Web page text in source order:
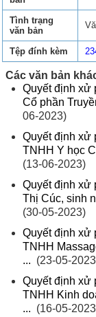
Tình trạng
văn bản
Tệp đính kèm
Các văn bản
Quyết định xử
Cổ phần
06-2023)
Quyết định xử
TNHH Y học
(13-06-2023)
Quyết định xử
Thị Cúc, sinh
(30-05-2023)
Quyết định xử
TNHH
... (23-05-
Quyết định xử
TNHH Kinh
... (16-05-